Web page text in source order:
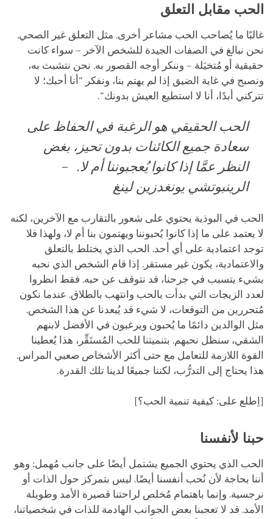
الحب مقابل التعلق
غالبًا ما يُصاحب الحب مشاعر أخرى. مثل التعلق غير الصحي.
نحن نبالغ في الصفات الجيدة للشخص الآخر – سواء كانت
حقيقية أو مُتخيَلة – وننكر أوجه القصور به. نحن نتشبث به،
ونصبح في غاية الضيق إذا لم يهتم بنا، ونفكر "أنا أحبك؛ ﻻ
تتركني أبدًا، أنا ﻻ استطيع العيش بدونك".
الحب الحقيقي هو الرغبة في الحفاظ على
سعادة جميع الكائنات بدون تحيز، بغض
النظر عمَّا إذا كانوا يُعجبوننا أم لا. –
الرينبوتشي يونغدزين لينغ
الحب في البوذية يحتوي على شعور بالتقارب مع الآخرين، لكنه
لا يعتمد على ما إذا كانوا يُحبوننا ويهتمون بنا أم لا، ولهذا فلا
توجد اعتمادية على أي أحد. الحب الذي يختلط بالتعلق
والاعتمادية، يكون غير مستقر. إذا قام الشخص الذي نحبه
بشيء يتسبب في جرحنا، قد نتوقف عن حبه. فقط انظروا
لعدد الزيجات التي بدأت بالحب وانتهب بالطلاق. عندما نكون
مُتحررين من التوقعات، لا شيء قد يُبعدنا عن هذا الشخص.
مثل الوالدين دائمًا ما يُحبون ويرغبون في الأفضل لابنهم
الشقي، سنظل نحبهم. بتنميتنا للحب المُستَقِّر، هذا يُعطينا
القوة اللازمة للتعامل مع حتى أكثر الأشخاص صعبي المراس.
هذا يحتاج إلى التدرُّب، لكننا جميعًا لدينا تلك القدرة.
[اِطلع على: كيفية تنمية الحب؟]
حبنا لأنفسنا
الحب الذي يحتوي الجميع يشتمل أيضًا على جانب مُهمل: وهو
أننا بحاجة لأن نُحب أنفسنا أيضًا. ليس بتمركز حول الذات أو
نرجسية. وإنما باهتمام مُخلص لراحتنا قصيرة الأمد وطويلة
الأمد. قد ﻻ تعجبنا بعض الجوانب الهادمة للذات في شخصياتنا،